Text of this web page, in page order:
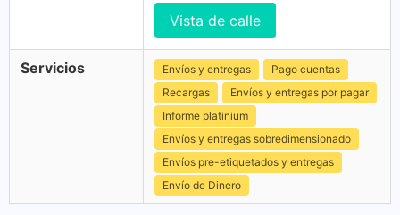
Vista de calle
Servicios Envíos y entregas
Pago cuentas
Recargas
Envíos y entregas por pagar
Informe platinium
Envíos y entregas sobredimensionado
Envíos pre-etiquetados y entregas
Envío de Dinero